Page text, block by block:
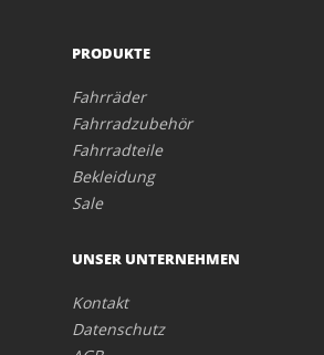
PRODUKTE
Fahrräder
Fahrradzubehör
Fahrradteile
Bekleidung
Sale
UNSER UNTERNEHMEN
Kontakt
Datenschutz